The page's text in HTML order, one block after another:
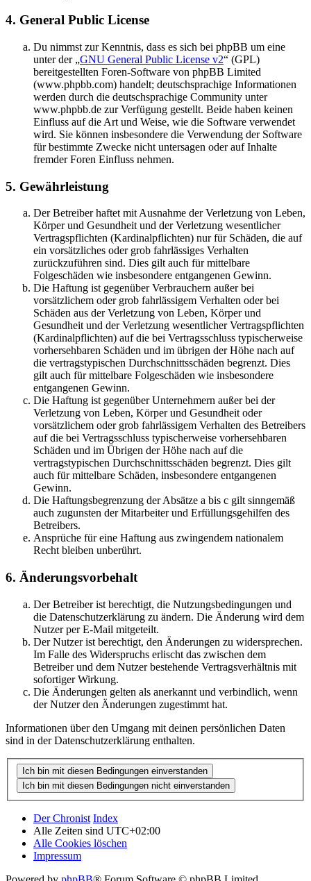
4. General Public License
Du nimmst zur Kenntnis, dass es sich bei phpBB um eine
unter der „GNU General Public License v2“ (GPL)
bereitgestellten Foren-Software von phpBB Limited
(www.phpbb.com) handelt; deutschsprachige Informationen
werden durch die deutschsprachige Community unter
www.phpbb.de zur Verfügung gestellt. Beide haben keinen
Einfluss auf die Art und Weise, wie die Software verwendet
wird. Sie können insbesondere die Verwendung der Software
für bestimmte Zwecke nicht untersagen oder auf Inhalte
fremder Foren Einfluss nehmen.
5. Gewährleistung
Der Betreiber haftet mit Ausnahme der Verletzung von Leben,
Körper und Gesundheit und der Verletzung wesentlicher
Vertragspflichten (Kardinalpflichten) nur für Schäden, die auf
ein vorsätzliches oder grob fahrlässiges Verhalten
zurückzuführen sind. Dies gilt auch für mittelbare
Folgeschäden wie insbesondere entgangenen Gewinn.
Die Haftung ist gegenüber Verbrauchern außer bei
vorsätzlichem oder grob fahrlässigem Verhalten oder bei
Schäden aus der Verletzung von Leben, Körper und
Gesundheit und der Verletzung wesentlicher Vertragspflichten
(Kardinalpflichten) auf die bei Vertragsschluss typischerweise
vorhersehbaren Schäden und im übrigen der Höhe nach auf
die vertragstypischen Durchschnittsschäden begrenzt. Dies
gilt auch für mittelbare Folgeschäden wie insbesondere
entgangenen Gewinn.
Die Haftung ist gegenüber Unternehmern außer bei der
Verletzung von Leben, Körper und Gesundheit oder
vorsätzlichem oder grob fahrlässigem Verhalten des Betreibers
auf die bei Vertragsschluss typischerweise vorhersehbaren
Schäden und im Übrigen der Höhe nach auf die
vertragstypischen Durchschnittsschäden begrenzt. Dies gilt
auch für mittelbare Schäden, insbesondere entgangenen
Gewinn.
Die Haftungsbegrenzung der Absätze a bis c gilt sinngemäß
auch zugunsten der Mitarbeiter und Erfüllungsgehilfen des
Betreibers.
Ansprüche für eine Haftung aus zwingendem nationalem
Recht bleiben unberührt.
6. Änderungsvorbehalt
Der Betreiber ist berechtigt, die Nutzungsbedingungen und
die Datenschutzerklärung zu ändern. Die Änderung wird dem
Nutzer per E-Mail mitgeteilt.
Der Nutzer ist berechtigt, den Änderungen zu widersprechen.
Im Falle des Widerspruchs erlischt das zwischen dem
Betreiber und dem Nutzer bestehende Vertragsverhältnis mit
sofortiger Wirkung.
Die Änderungen gelten als anerkannt und verbindlich, wenn
der Nutzer den Änderungen zugestimmt hat.
Informationen über den Umgang mit deinen persönlichen Daten
sind in der Datenschutzerklärung enthalten.
Der Chronist Index
Alle Zeiten sind UTC+02:00
Alle Cookies löschen
Impressum